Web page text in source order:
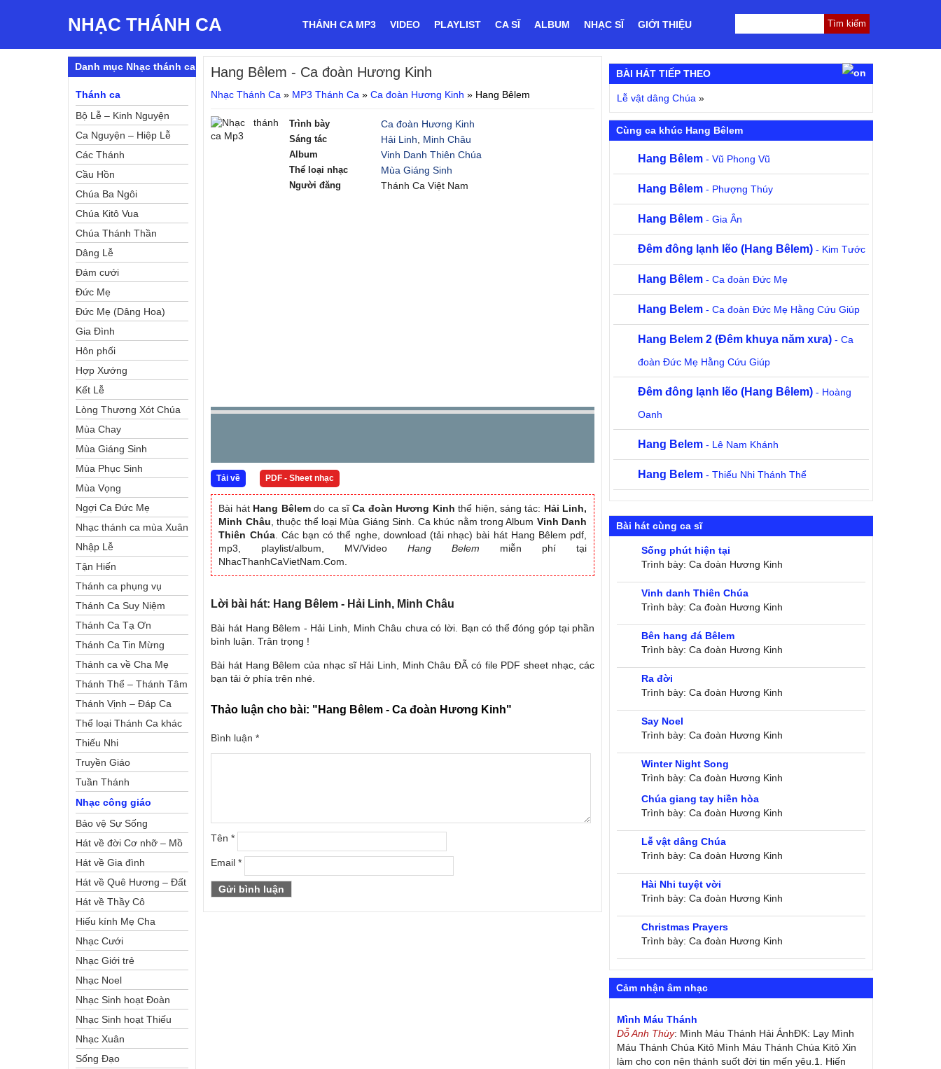
NHẠC THÁNH CA THÁNH CA MP3 VIDEO PLAYLIST CA SĨ ALBUM NHẠC SĨ GIỚI THIỆU
Hang Bêlem - Ca đoàn Hương Kinh
Nhạc Thánh Ca » MP3 Thánh Ca »Ca đoàn Hương Kinh » Hang Bêlem
Trình bày Ca đoàn Hương Kinh
Sáng tác Hải Linh Minh Châu
Album Vinh Danh Thiên Chúa
Thể loại nhạc Mùa Giáng Sinh
Người đăng Thánh Ca Việt Nam
Tải về PDF - Sheet nhạc
Bài hát Hang Bêlemdo ca sĩCa đoàn Hương Kinh thể hiện, sáng tác: Hải Linh,
Minh Châu , thuộc thể loại Mùa Giáng Sinh. Ca khúc nằm trong Album Vinh Danh
Thiên Chúa. Các bạn có thể nghe, download (tải nhạc) bài hát Hang Bêlem pdf,
mp3, playlist/album, MV/VideoHang Belem miễn phí tại
NhacThanhCaVietNam.Com.
Lời bài hát: Hang Bêlem - Hải Linh, Minh Châu
Bài hát Hang Bêlem - Hải Linh, Minh Châu chưa có lời. Bạn có thể đóng góp tại phần
bình luận. Trân trọng !
Bài hát Hang Bêlem của nhạc sĩ Hải Linh, Minh Châu ĐÃ có file PDF sheet nhạc, các
bạn tải ở phía trên nhé.
Thảo luận cho bài: "Hang Bêlem - Ca đoàn Hương Kinh"
Bình luận*
Tên*
Email*
Danh mục Nhạc thánh ca
Thánh ca
Bộ Lễ – Kinh Nguyện
Ca Nguyện – Hiệp Lễ
Các Thánh
Cầu Hồn
Chúa Ba Ngôi
Chúa Kitô Vua
Chúa Thánh Thần
Dâng Lễ
Đám cưới
Đức Mẹ
Đức Mẹ (Dâng Hoa)
Gia Đình
Hôn phối
Hợp Xướng
Kết Lễ
Lòng Thương Xót Chúa
Mùa Chay
Mùa Giáng Sinh
Mùa Phục Sinh
Mùa Vọng
Ngợi Ca Đức Mẹ
Nhạc thánh ca mùa Xuân
Nhập Lễ
Tận Hiến
Thánh ca phụng vụ
Thánh Ca Suy Niệm
Thánh Ca Tạ Ơn
Thánh Ca Tin Mừng
Thánh ca về Cha Mẹ
Thánh Thể – Thánh Tâm
Thánh Vịnh – Đáp Ca
Thể loại Thánh Ca khác
Thiếu Nhi
Truyền Giáo
Tuần Thánh
Nhạc công giáo
Bảo vệ Sự Sống
Hát về đời Cơ nhỡ – Mồ
côi
Hát về Gia đình
Hát về Quê Hương – Đất
Nước
Hát về Thầy Cô
Hiếu kính Mẹ Cha
Nhạc Cưới
Nhạc Giới trẻ
Nhạc Noel
Nhạc Sinh hoạt Đoàn
Thể Công Giáo
Nhạc Sinh hoạt Thiếu
Nhi
Nhạc Xuân
Sống Đạo
BÀI HÁT TIẾP THEO
Lễ vật dâng Chúa »
Cùng ca khúc Hang Bêlem
Hang Bêlem - Vũ Phong Vũ
Hang Bêlem - Phượng Thúy
Hang Bêlem - Gia Ân
Đêm đông lạnh lẽo (Hang Bêlem) - Kim Tước
Hang Bêlem - Ca đoàn Đức Mẹ
Hang Belem - Ca đoàn Đức Mẹ Hằng Cứu Giúp
Hang Belem 2 (Đêm khuya năm xưa) - Ca
đoàn Đức Mẹ Hằng Cứu Giúp
Đêm đông lạnh lẽo (Hang Bêlem) - Hoàng
Oanh
Hang Belem - Lê Nam Khánh
Hang Belem - Thiếu Nhi Thánh Thể
Bài hát cùng ca sĩ
Sống phút hiện tại
Trình bày: Ca đoàn Hương Kinh
Vinh danh Thiên Chúa
Trình bày: Ca đoàn Hương Kinh
Bên hang đá Bêlem
Trình bày: Ca đoàn Hương Kinh
Ra đời
Trình bày: Ca đoàn Hương Kinh
Say Noel
Trình bày: Ca đoàn Hương Kinh
Winter Night Song
Trình bày: Ca đoàn Hương Kinh
Chúa giang tay hiền hòa
Trình bày: Ca đoàn Hương Kinh
Lễ vật dâng Chúa
Trình bày: Ca đoàn Hương Kinh
Hài Nhi tuyệt vời
Trình bày: Ca đoàn Hương Kinh
Christmas Prayers
Trình bày: Ca đoàn Hương Kinh
Cảm nhận âm nhạc
Mình Máu Thánh
Dỗ Anh Thùy: Mình Máu Thánh Hải ÁnhĐK: Lạy Mình
Máu Thánh Chúa Kitô Mình Máu Thánh Chúa Kitô Xin
làm cho con nên thánh suốt đời tin mến yêu.1. Hiến